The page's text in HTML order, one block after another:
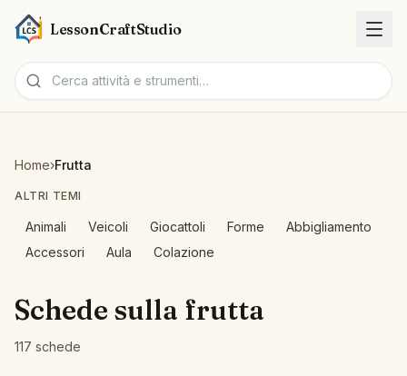
LessonCraftStudio
Attività
Strumenti
Lingue
Home›Frutta
ALTRI TEMI
Animali Veicoli Giocattoli Forme
Abbigliamento
Accessori
Aula Colazione
Schede sulla frutta
117 schede